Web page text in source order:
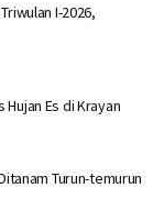
I-2026,
Es di Krayan
Turun-temurun